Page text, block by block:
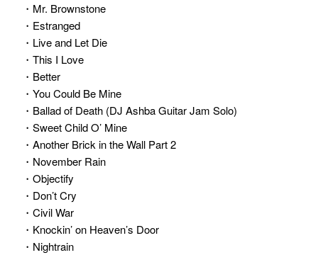
・Mr. Brownstone
・Estranged
・Live and Let Die
・This I Love
・Better
・You Could Be Mine
・Ballad of Death (DJ Ashba Guitar Jam Solo)
・Sweet Child O’ Mine
・Another Brick in the Wall Part 2
・November Rain
・Objectify
・Don’t Cry
・Civil War
・Knockin’ on Heaven’s Door
・Nightrain